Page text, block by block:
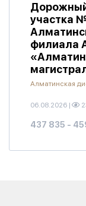
участка
филиала
Алматинская
06.08.2026 |
437 835 -